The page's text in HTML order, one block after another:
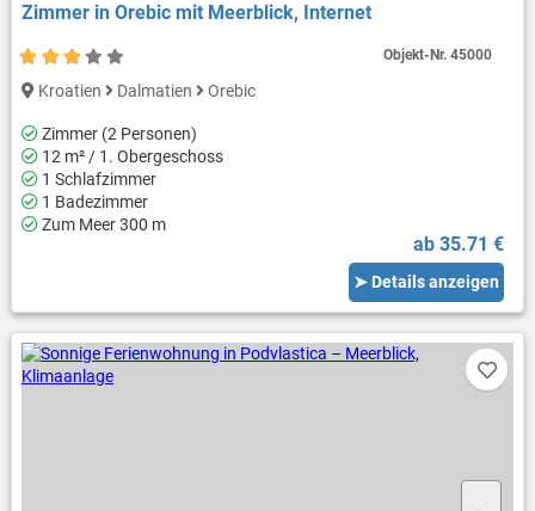
Zimmer in Orebic mit Meerblick, Internet
Kroatien Dalmatien Orebic
Zimmer (2 Personen)
12 m² / 1. Obergeschoss
1 Schlafzimmer
1 Badezimmer
Zum Meer 300 m
ab 35.71 €
➤ Details anzeigen
Objekt-Nr.45000